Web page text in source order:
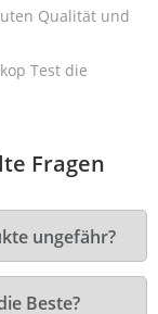
Qualität und
Test die
Fragen
ungefähr?
Beste?